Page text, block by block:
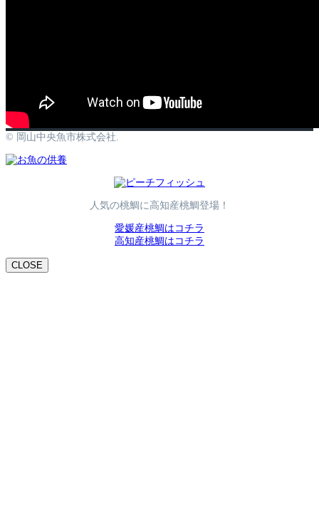
© 岡山中央魚市株式会社.
人気の桃鯛に高知産桃鯛登場！
愛媛産桃鯛はコチラ
高知産桃鯛はコチラ
CLOSE